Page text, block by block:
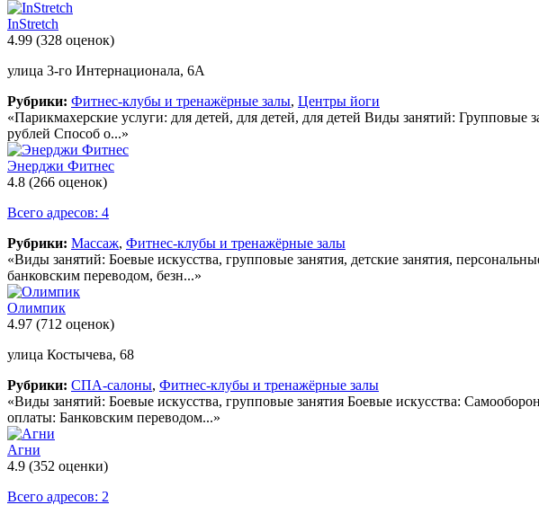
InStretch
4.99 (328 оценок)
улица 3-го Интернационала, 6А
Рубрики: Фитнес-клубы и тренажёрные залы, Центры йоги
«Парикмахерские услуги: для детей, для детей, для детей Виды занятий: Групповые
рублей Способ о...»
Энерджи Фитнес
4.8 (266 оценок)
Всего адресов: 4
Рубрики: Массаж, Фитнес-клубы и тренажёрные залы
«Виды занятий: Боевые искусства, групповые занятия, детские занятия,
банковским переводом, безн...»
Олимпик
4.97 (712 оценок)
улица Костычева, 68
Рубрики: СПА-салоны, Фитнес-клубы и тренажёрные залы
«Виды занятий: Боевые искусства, групповые занятия Боевые искусства:
оплаты: Банковским переводом...»
Агни
4.9 (352 оценки)
Всего адресов: 2